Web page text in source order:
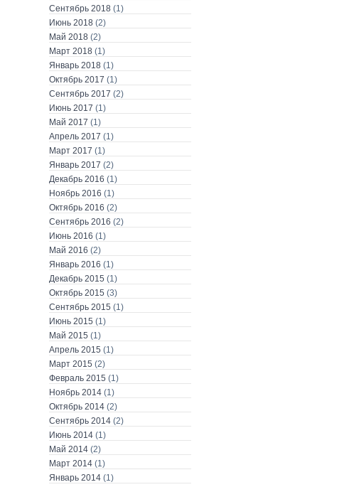
Сентябрь 2018 (1)
Июнь 2018 (2)
Май 2018 (2)
Март 2018 (1)
Январь 2018 (1)
Октябрь 2017 (1)
Сентябрь 2017 (2)
Июнь 2017 (1)
Май 2017 (1)
Апрель 2017 (1)
Март 2017 (1)
Январь 2017 (2)
Декабрь 2016 (1)
Ноябрь 2016 (1)
Октябрь 2016 (2)
Сентябрь 2016 (2)
Июнь 2016 (1)
Май 2016 (2)
Январь 2016 (1)
Декабрь 2015 (1)
Октябрь 2015 (3)
Сентябрь 2015 (1)
Июнь 2015 (1)
Май 2015 (1)
Апрель 2015 (1)
Март 2015 (2)
Февраль 2015 (1)
Ноябрь 2014 (1)
Октябрь 2014 (2)
Сентябрь 2014 (2)
Июнь 2014 (1)
Май 2014 (2)
Март 2014 (1)
Январь 2014 (1)